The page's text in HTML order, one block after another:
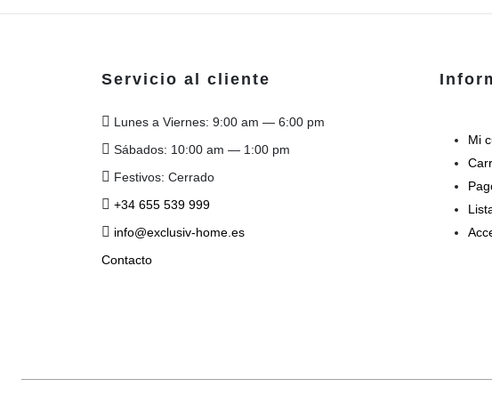
Servicio al cliente
Lunes a Viernes: 9:00 am — 6:00 pm
Sábados: 10:00 am — 1:00 pm
Festivos: Cerrado
+34 655 539 999
info@exclusiv-home.es
Contacto
Mi